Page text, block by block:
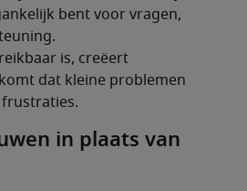
bent voor vragen,
is, creëert
dat kleine problemen
in plaats van